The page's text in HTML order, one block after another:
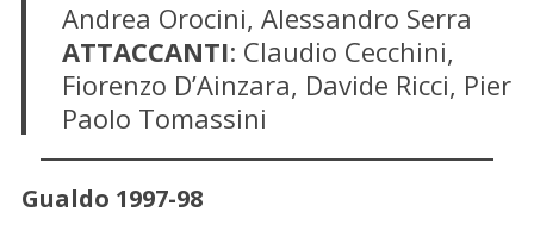
Andrea Orocini, Alessandro Serra
ATTACCANTI: Claudio Cecchini,
Fiorenzo D’Ainzara, Davide Ricci, Pier
Paolo Tomassini
Gualdo 1997-98